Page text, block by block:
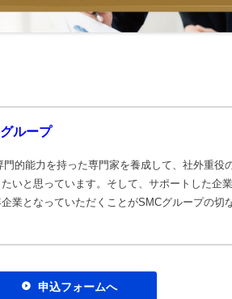
相談会
ループ
的能力を持った専門家を養成して、社外重役
いと思っています。そして、サポートした企
業となっていただくことがSMCグループの切
申込フォームへ